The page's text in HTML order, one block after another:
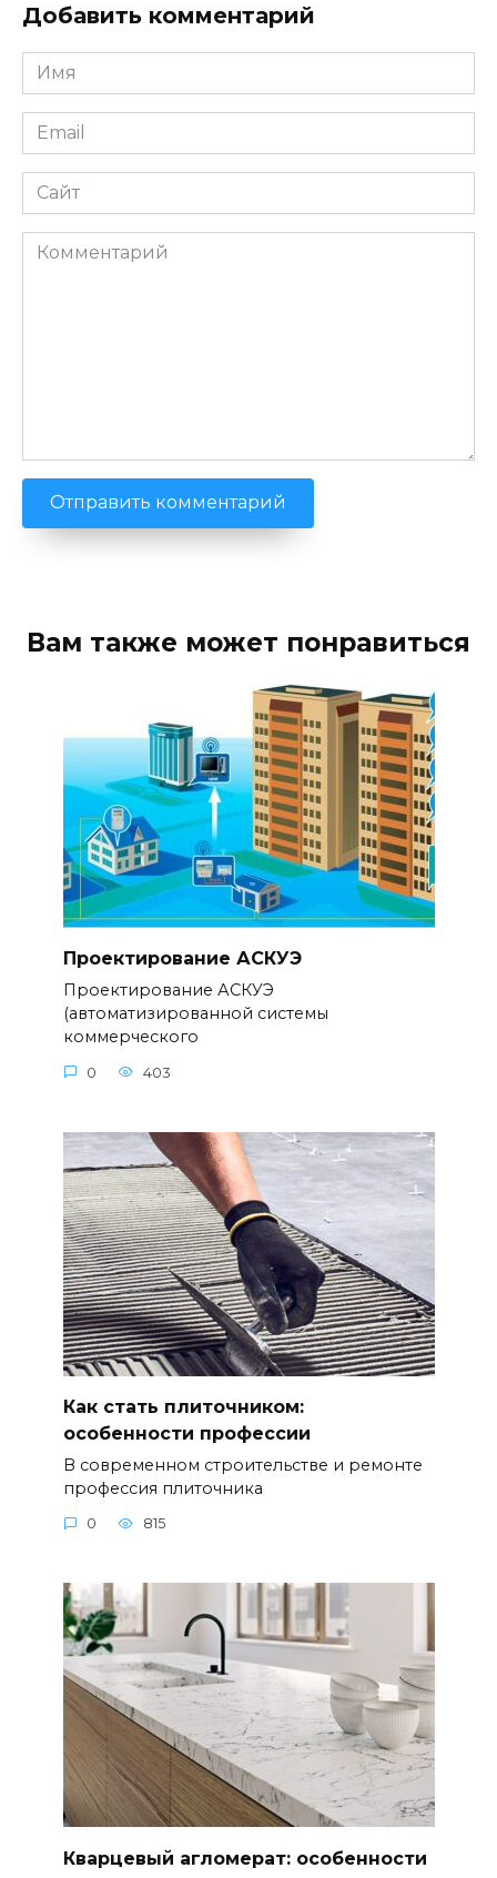
Добавить комментарий
Имя
*
Email
*
Сайт
Комментарий
Вам также может понравиться
Проектирование АСКУЭ
Проектирование АСКУЭ
(автоматизированной системы
коммерческого
0 403
Как стать плиточником:
особенности профессии
В современном строительстве и ремонте
профессия плиточника
0 815
Кварцевый агломерат: особенности